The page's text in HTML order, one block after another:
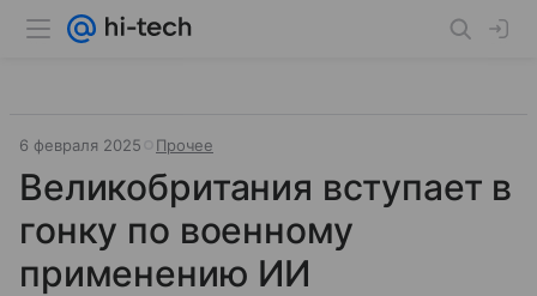
6 февраля 2025 Прочее
Великобритания вступает в
гонку по военному
применению ИИ